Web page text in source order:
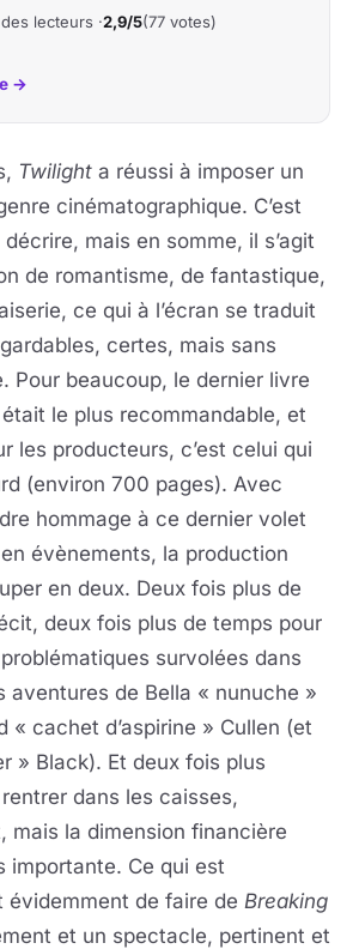
lecteurs ·2,9/5(77 votes)
→
Twilight a réussi à imposer un
cinématographique. C’est
mais en somme, il s’agit
de romantisme, de fantastique,
ce qui à l’écran se traduit
certes, mais sans
Pour beaucoup, le dernier livre
était le plus recommandable, et
les producteurs, c’est celui qui
(environ 700 pages). Avec
hommage à ce dernier volet
évènements, la production
en deux. Deux fois plus de
deux fois plus de temps pour
survolées dans
aventures de Bella « nunuche »
« cachet d’aspirine » Cullen (et
» Black). Et deux fois plus
dans les caisses,
mais la dimension financière
importante. Ce qui est
évidemment de faire de Breaking
et un spectacle, pertinent et